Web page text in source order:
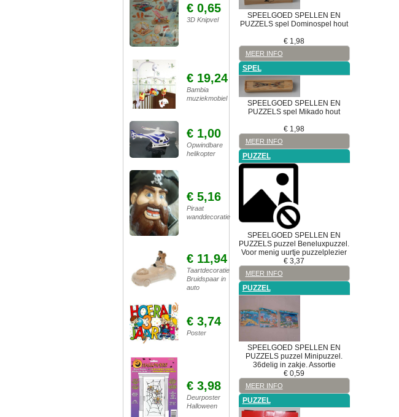
€ 0,65
3D Knipvel
€ 19,24
Bambia
muziekmobiel
€ 1,00
Opwindbare
helikopter
€ 5,16
Piraat
wanddecoratie
€ 11,94
Taartdecoratie
Bruidspaar in
auto
€ 3,74
Poster
€ 3,98
Deurposter
Halloween
SPEELGOED SPELLEN EN
PUZZELS spel
Dominospel hout
€ 1,98
MEER INFO
SPEL
SPEELGOED SPELLEN EN
PUZZELS spel Mikado hout
€ 1,98
MEER INFO
PUZZEL
SPEELGOED SPELLEN EN
PUZZELS puzzel
Beneluxpuzzel.
Voor menig uurtje puzzelplezier
€3,37
MEER INFO
PUZZEL
SPEELGOED SPELLEN EN
PUZZELS puzzel
Minipuzzel.
36delig in zakje. Assortie
€0,59
MEER INFO
PUZZEL